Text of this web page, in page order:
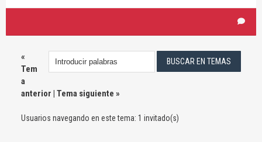
«
Tem
a
anterior | Tema siguiente »
Usuarios navegando en este tema: 1 invitado(s)